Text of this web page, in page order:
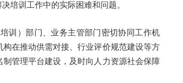
解决培训工作中的实际困难和问题。
训）部门、业务主管部门密切协同工作机
在推动供需对接、行业评价规范建设等方
管理平台建设，及时向人力资源社会保障